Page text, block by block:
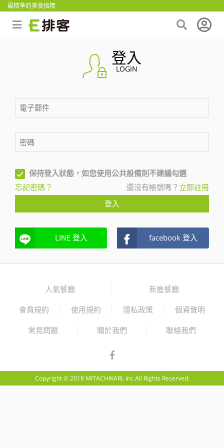
最精準的美食指標
登入
LOGIN
保持登入狀態，如您使用公共設備則不建議勾選
忘記密碼？
還沒有帳號嗎？ 立即註冊
登入
LINE 登入 facebook 登入
人氣餐廳 新進餐廳
會員規約 使用規約 隱私政策 個資聲明
常見問題 關於我們 聯絡我們
Copyright © 2018 MITACHIKARI, Inc.All Rights Reserved.